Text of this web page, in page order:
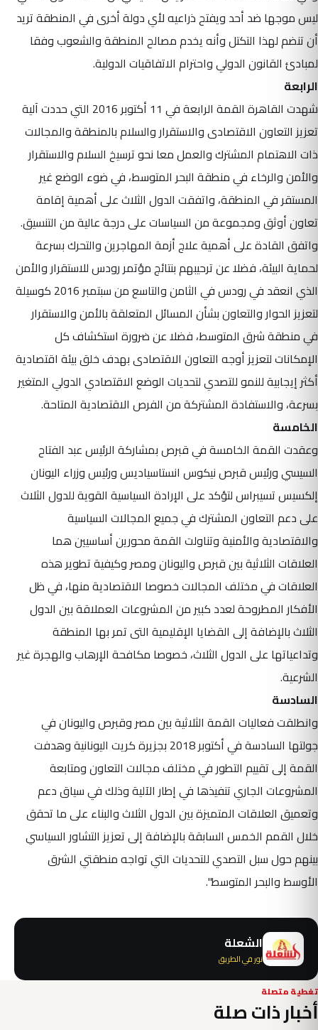
ليس موجها ضد أحد ويفتح ذراعيه لأي دولة أخرى في المنطقة تريد
أن تنضم لهذا التكتل وأنه يخدم مصالح المنطقة والشعوب وفقا
لمبادئ القانون الدولي واحترام الاتفاقيات الدولية.
الرابعة
شهدت القاهرة القمة الرابعة في 11 أكتوبر 2016 التي حددت آلية
تعزيز التعاون الاقتصادى والاستقرار والسلام بالمنطقة والمجالات
ذات الاهتمام المشترك والعمل معا نحو ترسيخ السلام والاستقرار
والأمن والرخاء في منطقة البحر المتوسط، في ضوء الوضع غير
المستقر في المنطقة، واتفقت الدول الثلاث على أهمية إقامة
تعاون أوثق ومجموعة من السياسات على درجة عالية من التنسيق.
واتفق القادة على أهمية علاج أزمة المهاجرين والتحرك بسرعة
لحماية البيئة، فضلا عن ترحيبهم بنتائج مؤتمر رودس للاستقرار والأمن
الذي انعقد في رودس في الثامن والتاسع من سبتمبر 2016 كوسيلة
لتعزيز الحوار والتعاون بشأن المسائل المتعلقة بالأمن والاستقرار
في منطقة شرق المتوسط، فضلا عن ضرورة استكشاف كل
الإمكانات لتعزيز أوجه التعاون الاقتصادى بهدف خلق بيئة اقتصادية
أكثر إيجابية للنمو للتصدي لتحديات الوضع الاقتصادي الدولي المتغير
بسرعة، والاستفادة المشتركة من الفرص الاقتصادية المتاحة.
الخامسة
وعقدت القمة الخامسة في قبرص بمشاركة الرئيس عبد الفتاح
السيسي ورئيس قبرص نيكوس انستاسياديس ورئيس وزراء اليونان
إلكسيس تسيبراس لتؤكد على الإرادة السياسية القوية للدول الثلاث
على دعم التعاون المشترك في جميع المجالات السياسية
والاقتصادية والأمنية وتناولت القمة محورين أساسيين هما
العلاقات الثلاثية بين قبرص واليونان ومصر وكيفية تطوير هذه
العلاقات في مختلف المجالات خصوصا الاقتصادية منها، في ظل
الأفكار المطروحة لعدد كبير من المشروعات العملاقة بين الدول
الثلاث بالإضافة إلى القضايا الإقليمية التى تمر بها المنطقة
وتداعياتها على الدول الثلاث، خصوصا مكافحة الإرهاب والهجرة غير
الشرعية.
السادسة
وانطلقت فعاليات القمة الثلاثية بين مصر وقبرص واليونان في
جولتها السادسة في أكتوبر 2018 بجزيرة كريت اليونانية وهدفت
القمة إلى تقييم التطور في مختلف مجالات التعاون ومتابعة
المشروعات الجاري تنفيذها في إطار الآلية وذلك في سياق دعم
وتعميق العلاقات المتميزة بين الدول الثلاث والبناء على ما تحقق
خلال القمم الخمس السابقة بالإضافة إلى تعزيز التشاور السياسي
بينهم حول سبل التصدي للتحديات التي تواجه منطقتي الشرق
الأوسط والبحر المتوسط".
الشعلة
نور في الطريق
تغطية متصلة
أخبار ذات صلة